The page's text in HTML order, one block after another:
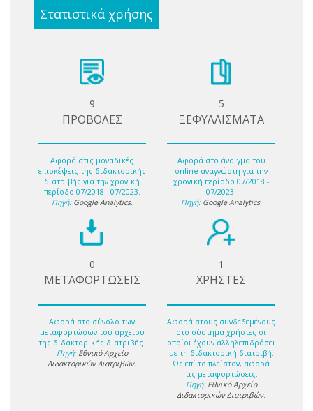
Στατιστικά χρήσης
9
ΠΡΟΒΟΛΕΣ
Αφορά στις μοναδικές
επισκέψεις της διδακτορικής
διατριβής για την χρονική
περίοδο 07/2018 - 07/2023.
Πηγή: Google Analytics.
5
ΞΕΦΥΛΛΙΣΜΑΤΑ
Αφορά στο άνοιγμα του
online αναγνώστη για την
χρονική περίοδο 07/2018 -
07/2023.
Πηγή: Google Analytics.
0
ΜΕΤΑΦΟΡΤΩΣΕΙΣ
Αφορά στο σύνολο των
μεταφορτώσων του αρχείου
της διδακτορικής διατριβής.
Πηγή: Εθνικό Αρχείο
Διδακτορικών Διατριβών.
1
ΧΡΗΣΤΕΣ
Αφορά στους συνδεδεμένους
στο σύστημα χρήστες οι
οποίοι έχουν αλληλεπιδράσει
με τη διδακτορική διατριβή.
Ως επί το πλείστον, αφορά
τις μεταφορτώσεις.
Πηγή: Εθνικό Αρχείο
Διδακτορικών Διατριβών.